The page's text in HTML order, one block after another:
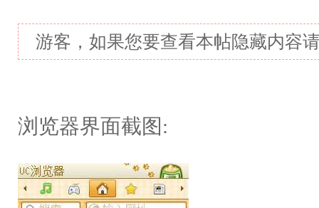
游客，如果您要查看本帖隐藏内容
浏览器界面截图: